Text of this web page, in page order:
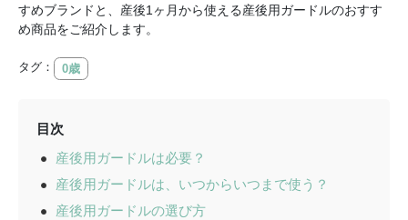
すめブランドと、産後1ヶ月から使える産後用ガードルのおすす
め商品をご紹介します。
タグ： 0歳
目次
産後用ガードルは必要？
産後用ガードルは、いつからいつまで使う？
産後用ガードルの選び方